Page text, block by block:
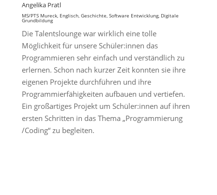
Angelika Pratl
MS/PTS Mureck, Englisch, Geschichte, Software Entwicklung, Digitale
Grundbildung
Die Talentslounge war wirklich eine tolle
Möglichkeit für unsere Schüler:innen das
Programmieren sehr einfach und verständlich zu
erlernen. Schon nach kurzer Zeit konnten sie ihre
eigenen Projekte durchführen und ihre
Programmierfähigkeiten aufbauen und vertiefen.
Ein großartiges Projekt um Schüler:innen auf ihren
ersten Schritten in das Thema „Programmierung
/Coding“ zu begleiten.